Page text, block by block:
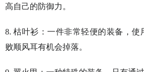
高自己的防御力。
8. 枯叶衫：一件非常轻便的装备，使
败顺风耳有机会掉落。